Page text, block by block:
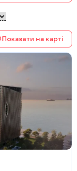
Показати на карті